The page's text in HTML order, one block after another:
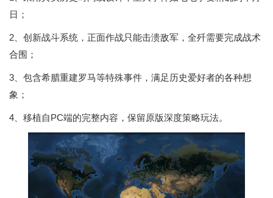
日；
2、创新战斗系统，正面作战只能击溃敌军，全歼需要完成战术
合围；
3、包含希腊重建罗马等特殊事件，满足历史爱好者的各种想
象；
4、移植自PC端的完整内容，保留原版深度策略玩法。